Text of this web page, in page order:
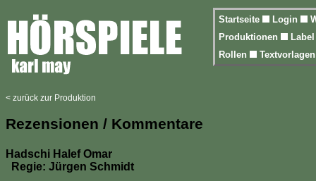
Startseite Login
Produktionen
Rollen
< zurück zur Produktion
Rezensionen / Kommentare
Hadschi Halef Omar
Regie: Jürgen Schmidt